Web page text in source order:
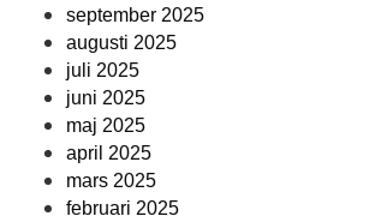
september 2025
augusti 2025
juli 2025
juni 2025
maj 2025
april 2025
mars 2025
februari 2025